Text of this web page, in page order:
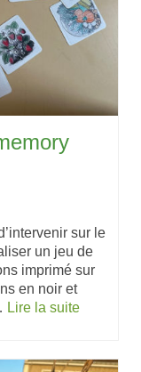
sur le
un jeu de
imprimé sur
en noir et
Lire la suite